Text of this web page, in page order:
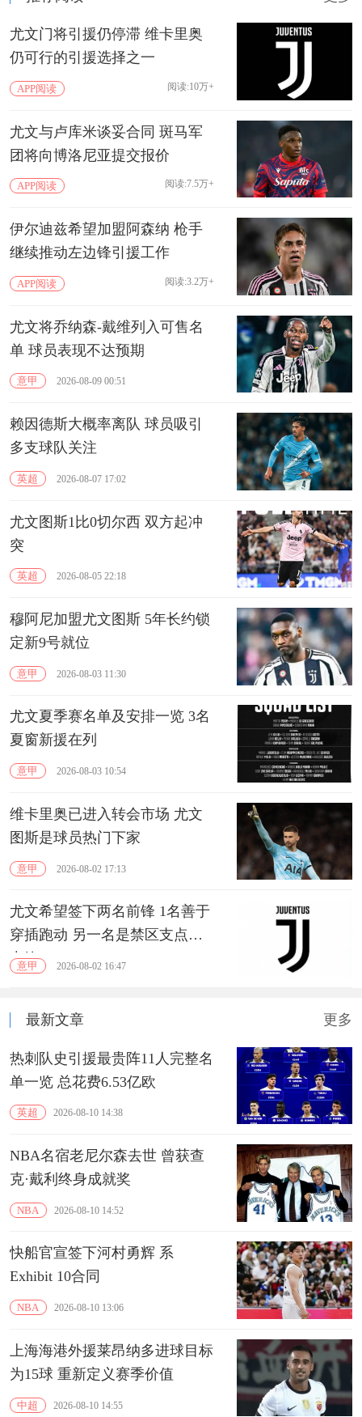
尤文门将引援仍停滞 维卡里奥
仍可行的引援选择之一
APP阅读 阅读:10万+
尤文与卢库米谈妥合同 斑马军
团将向博洛尼亚提交报价
APP阅读 阅读:7.5万+
伊尔迪兹希望加盟阿森纳 枪手
继续推动左边锋引援工作
APP阅读 阅读:3.2万+
尤文将乔纳森-戴维列入可售名
单 球员表现不达预期
意甲 2026-08-09 00:51
赖因德斯大概率离队 球员吸引
多支球队关注
英超 2026-08-07 17:02
尤文图斯1比0切尔西 双方起冲
突
英超 2026-08-05 22:18
穆阿尼加盟尤文图斯 5年长约锁
定新9号就位
意甲 2026-08-03 11:30
尤文夏季赛名单及安排一览 3名
夏窗新援在列
意甲 2026-08-03 10:54
维卡里奥已进入转会市场 尤文
图斯是球员热门下家
意甲 2026-08-02 17:13
尤文希望签下两名前锋 1名善于
穿插跑动 另一名是禁区支点型
中锋
意甲 2026-08-02 16:47
最新文章 更多
热刺队史引援最贵阵11人完整名
单一览 总花费6.53亿欧
英超 2026-08-10 14:38
NBA名宿老尼尔森去世 曾获查
克·戴利终身成就奖
NBA 2026-08-10 14:52
快船官宣签下河村勇辉 系
Exhibit 10合同
NBA 2026-08-10 13:06
上海海港外援‌莱昂纳多进球目标
为15球 重新定义赛季价值
中超 2026-08-10 14:55